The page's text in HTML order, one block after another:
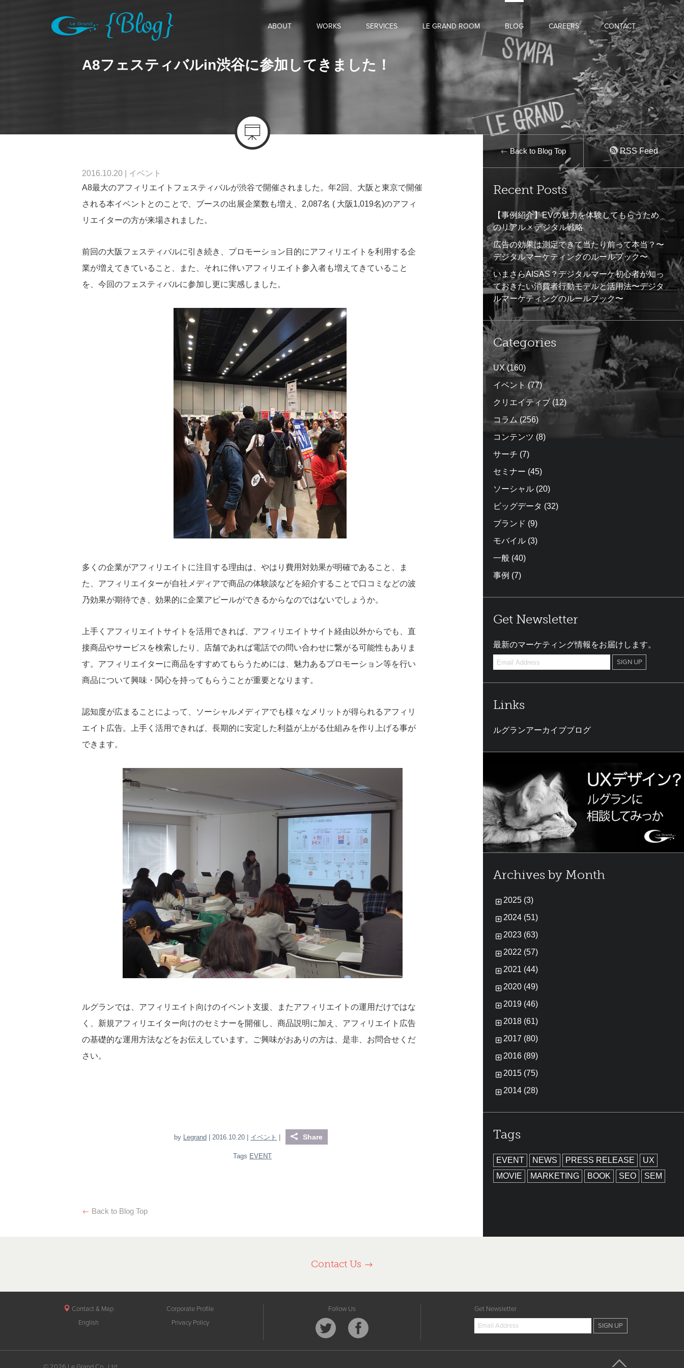
ABOUT WORKS SERVICES LE GRAND ROOM BLOG CAREERS CONTACT
A8フェスティバルin渋谷に参加してきました！
2016.10.20
イベント
A8最大のアフィリエイトフェスティバルが渋谷で開催されました。年2回、大阪と東京で開催
される本イベントとのことで、ブースの出展企業数も増え、2,087名 ( 大阪1,019名)のアフィ
リエイターの方が来場されました。
前回の大阪フェスティバルに引き続き、プロモーション目的にアフィリエイトを利用する企
業が増えてきていること、また、それに伴いアフィリエイト参入者も増えてきていること
を、今回のフェスティバルに参加し更に実感しました。
多くの企業がアフィリエイトに注目する理由は、やはり費用対効果が明確であること、ま
た、アフィリエイターが自社メディアで商品の体験談などを紹介することで口コミなどの波
乃効果が期待でき、効果的に企業アピールができるからなのではないでしょうか。
上手くアフィリエイトサイトを活用できれば、アフィリエイトサイト経由以外からでも、直
接商品やサービスを検索したり、店舗であれば電話での問い合わせに繋がる可能性もありま
す。アフィリエイターに商品をすすめてもらうためには、魅力あるプロモーション等を行い
商品について興味・関心を持ってもらうことが重要となります。
認知度が広まることによって、ソーシャルメディアでも様々なメリットが得られるアフィリ
エイト広告。上手く活用できれば、長期的に安定した利益が上がる仕組みを作り上げる事が
できます。
ルグランでは、アフィリエイト向けのイベント支援、またアフィリエイトの運用だけではな
く、新規アフィリエイター向けのセミナーを開催し、商品説明に加え、アフィリエイト広告
の基礎的な運用方法などをお伝えしています。ご興味がおありの方は、是非、お問合せくだ
さい。
by Legrand | 2016.10.20 | イベント Share
Tags EVENT
Back to Blog Top
Back to Blog Top RSS Feed
Recent Posts
【事例紹介】EVの魅力を体験してもらうため
のリアル × デジタル戦略
広告の効果は測定できて当たり前って本当？〜
デジタルマーケティングのルールブック〜
いまさらAISAS？デジタルマーケ初心者が知っ
ておきたい消費者行動モデルと活用法〜デジタ
ルマーケティングのルールブック〜
Categories
UX(160)
イベント(77)
クリエイティブ(12)
コラム (256)
コンテンツ (8)
サーチ (7)
セミナー (45)
ソーシャル (20)
ビッグデータ (32)
ブランド (9)
モバイル (3)
一般 (40)
事例 (7)
Get Newsletter
最新のマーケティング情報をお届けします。
Links
ルグランアーカイブブログ
Archives by Month
2025 (3)
2024 (51)
2023 (63)
2022 (57)
2021 (44)
2020 (49)
2019 (46)
2018 (61)
2017 (80)
2016 (89)
2015 (75)
2014 (28)
Tags
EVENT NEWS PRESS RELEASE
UX
MOVIE
MARKETING BOOK SEO SEM
Contact Us
Get Newsletter
Contact & Map
English
Corporate Profile
Privacy Policy
Follow Us